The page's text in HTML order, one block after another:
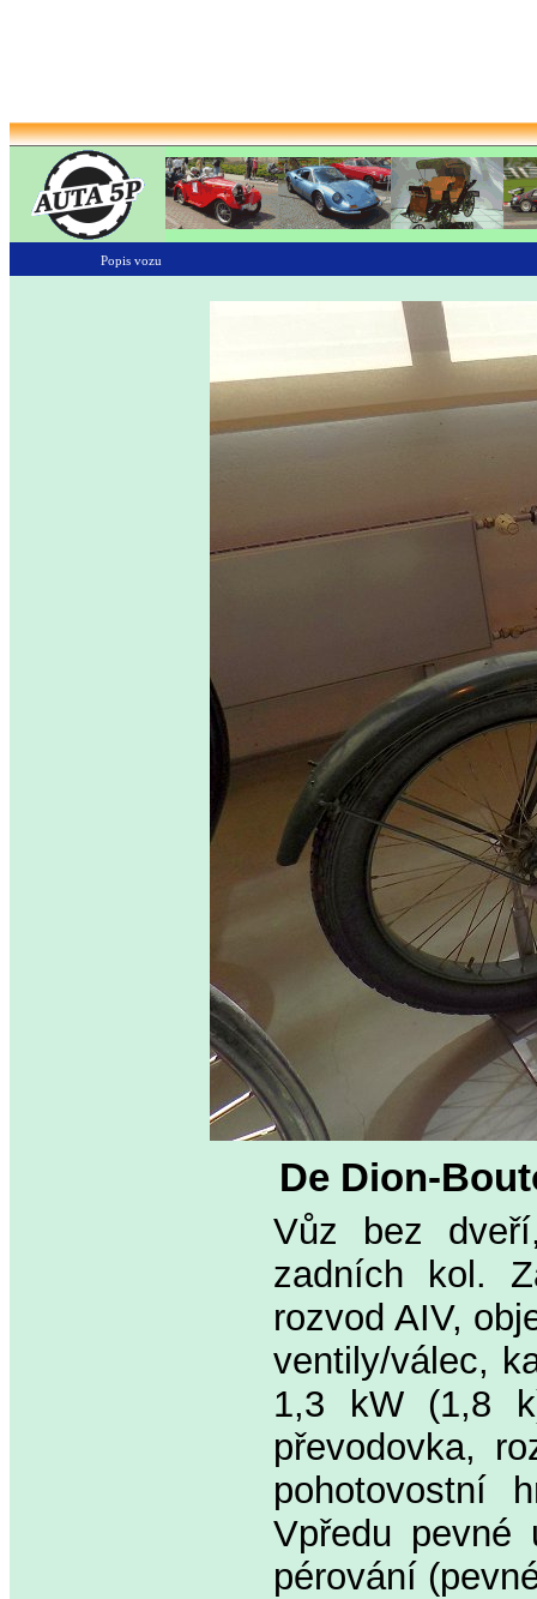
Popis vozu
De Dion-
Vůz bez
zadních kol.
rozvod AIV,
ventily/válec,
1,3 kW (1,8
převodovka,
pohotovostní
Vpředu pevné
pérování